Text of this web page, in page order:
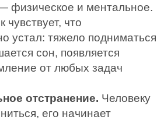
физическое и ментальное.
чувствует, что
устал: тяжело подниматься
сон, появляется
от любых задач
отстранение. Человеку
его начинает